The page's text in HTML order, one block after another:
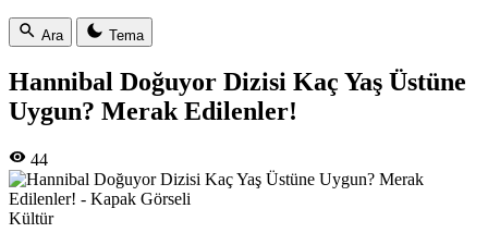
Ara Tema
Hannibal Doğuyor Dizisi Kaç Yaş Üstüne
Uygun? Merak Edilenler!
44
Kültür